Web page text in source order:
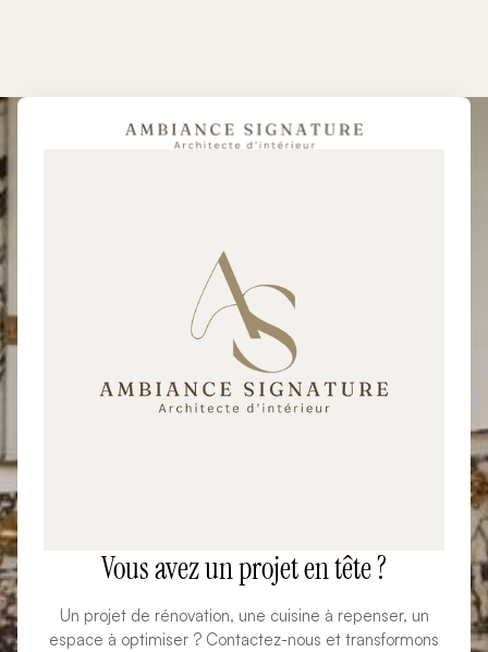
Vous avez un projet en tête ?
Un projet de rénovation, une cuisine à repenser, un
espace à optimiser ? Contactez-nous et transformons